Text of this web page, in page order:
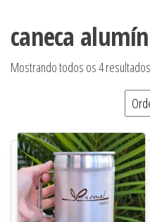
caneca
Mostrando todos os 4 resultados